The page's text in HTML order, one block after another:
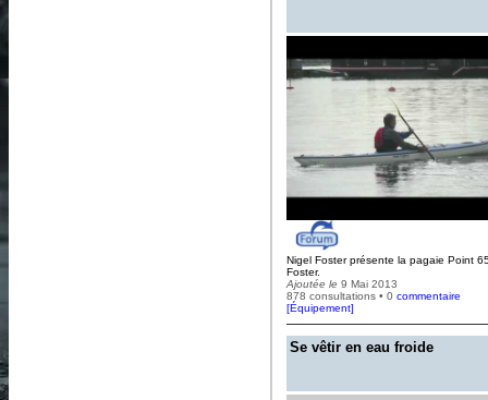
Nigel Foster présente la pagaie Point
Foster.
Ajoutée le 9 Mai 2013
878 consultations • 0 commentaire
[Équipement]
Se vêtir en eau froide